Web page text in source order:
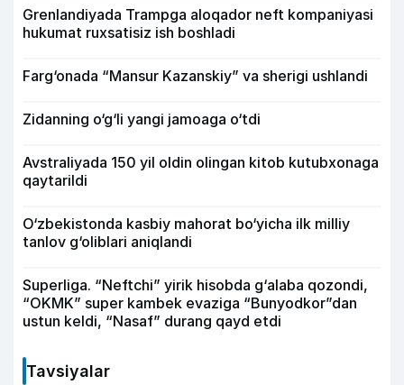
Grenlandiyada Trampga aloqador neft kompaniyasi
hukumat ruxsatisiz ish boshladi
Farg‘onada “Mansur Kazanskiy” va sherigi ushlandi
Zidanning o‘g‘li yangi jamoaga o‘tdi
Avstraliyada 150 yil oldin olingan kitob kutubxonaga
qaytarildi
O‘zbekistonda kasbiy mahorat bo‘yicha ilk milliy
tanlov g‘oliblari aniqlandi
Superliga. “Neftchi” yirik hisobda g‘alaba qozondi,
“OKMK” super kambek evaziga “Bunyodkor”dan
ustun keldi, “Nasaf” durang qayd etdi
Tavsiyalar